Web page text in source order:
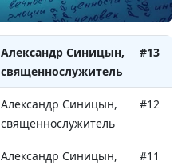
священнослужитель
Александр Синицын,
священнослужитель
#13
Александр Синицын,
священнослужитель
#12
Александр Синицын,
#11